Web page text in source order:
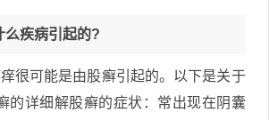
么疾病引起的?
很可能是由股癣引起的。以下是关于
的详细解股癣的症状：常出现在阴囊